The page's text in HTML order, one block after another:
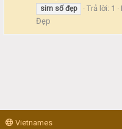
sim số đẹp Trả lời: 1
Đẹp
Vietnames